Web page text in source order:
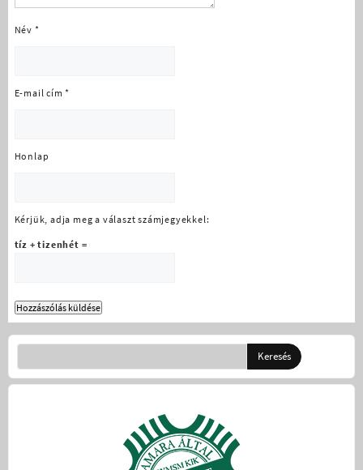
Név *
E-mail cím*
Honlap
Kérjük, adja meg a választ számjegyekkel:
tíz + tizenhét =